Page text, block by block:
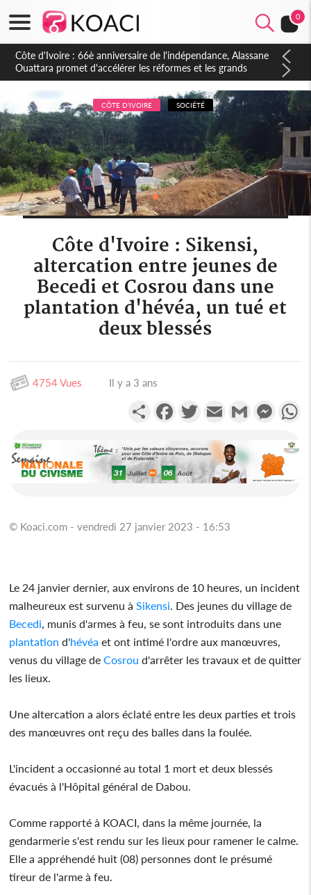
0
Côte d'Ivoire : À Abidjan, Amadou Oury Bah admire le modèle
ivoirien et veut s'en inspirer pour accélérer le développement
de la Guinée
CÔTE D'IVOIRE SOCIÉTÉ
Côte d'Ivoire : Sikensi,
altercation entre jeunes de
Becedi et Cosrou dans une
plantation d'hévéa, un tué et
deux blessés
4754 Vues Il y a 3 ans
PartagerFacebookTwitterEmail Gmail
© Koaci.com - vendredi 27 janvier 2023 - 16:53
Le 24 janvier dernier, aux environs de 10 heures, un incident
malheureux est survenu àSikensi. Des jeunes du village de
Becedi, munis d'armes à feu, se sont introduits dans une
plantation d'hévéa et ont intimé l'ordre aux manœuvres,
venus du village deCosrou d'arrêter les travaux et de quitter
les lieux.
Une altercation a alors éclaté entre les deux parties et trois
des manœuvres ont reçu des balles dans la foulée.
L'incident a occasionné au total 1 mort et deux blessés
évacués à l'Hôpital général de Dabou.
Comme rapporté à KOACI, dans la même journée, la
gendarmerie s'est rendu sur les lieux pour ramener le calme.
Elle a appréhendé huit (08) personnes dont le présumé
tireur de l'arme à feu.